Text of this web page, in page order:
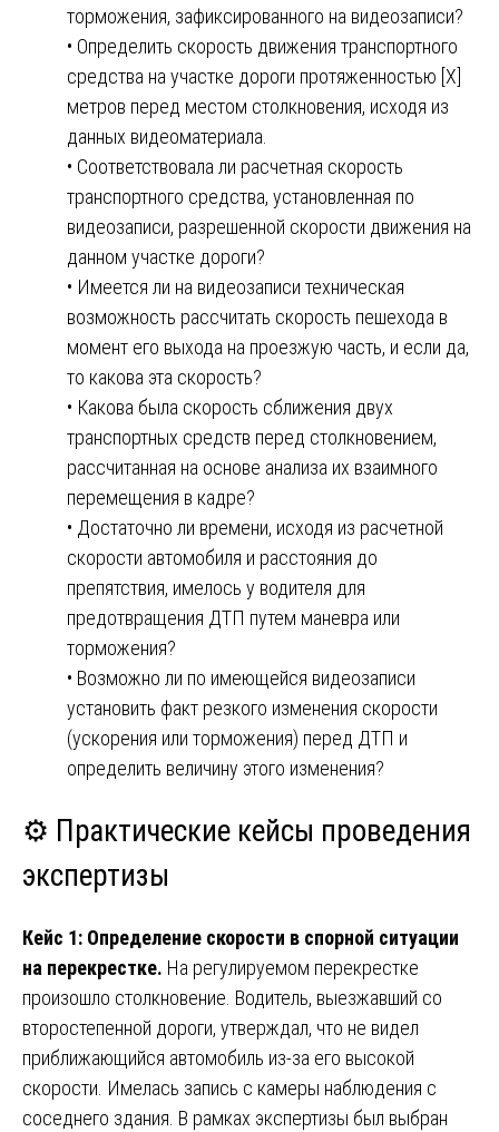
торможения, зафиксированного на видеозаписи?
• Определить скорость движения транспортного
средства на участке дороги протяженностью [X]
метров перед местом столкновения, исходя из
данных видеоматериала.
• Соответствовала ли расчетная скорость
транспортного средства, установленная по
видеозаписи, разрешенной скорости движения на
данном участке дороги?
• Имеется ли на видеозаписи техническая
возможность рассчитать скорость пешехода в
момент его выхода на проезжую часть, и если да,
то какова эта скорость?
• Какова была скорость сближения двух
транспортных средств перед столкновением,
рассчитанная на основе анализа их взаимного
перемещения в кадре?
• Достаточно ли времени, исходя из расчетной
скорости автомобиля и расстояния до
препятствия, имелось у водителя для
предотвращения ДТП путем маневра или
торможения?
• Возможно ли по имеющейся видеозаписи
установить факт резкого изменения скорости
(ускорения или торможения) перед ДТП и
определить величину этого изменения?
⚙️ Практические кейсы проведения
экспертизы
Кейс 1: Определение скорости в спорной ситуации
на перекрестке. На регулируемом перекрестке
произошло столкновение. Водитель, выезжавший со
второстепенной дороги, утверждал, что не видел
приближающийся автомобиль из-за его высокой
скорости. Имелась запись с камеры наблюдения с
соседнего здания. В рамках экспертизы был выбран